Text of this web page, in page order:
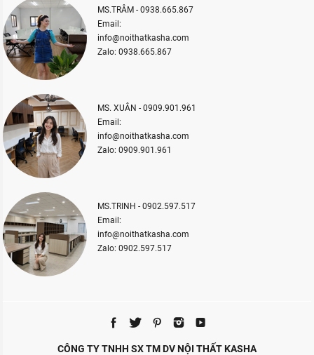
MS.TRÂM - 0938.665.867
Email:
info@noithatkasha.com
Zalo: 0938.665.867
MS. XUÂN - 0909.901.961
Email:
info@noithatkasha.com
Zalo: 0909.901.961
MS.TRINH - 0902.597.517
Email:
info@noithatkasha.com
Zalo: 0902.597.517
CÔNG TY TNHH SX TM DV NỘI THẤT KASHA